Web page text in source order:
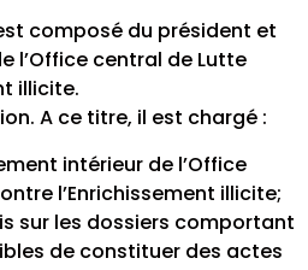
composé du président et
l’Office central de Lutte
illicite.
A ce titre, il est chargé :
intérieur de l’Office
l’Enrichissement illicite;
sur les dossiers comportant
de constituer des actes